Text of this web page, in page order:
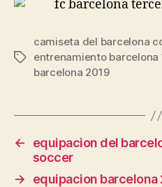
Etiquetas
camiseta del barcelona
entrenamiento barcelona
barcelona 2019
←
equipacion del
soccer
→
equipacion barcelona